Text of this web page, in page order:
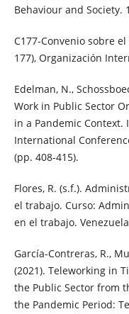
Behaviour and Society.
C177-Convenio sobre
177), Organización
Edelman, N.,
Work in Public Sector
in a Pandemic Context.
International
(pp. 408-415).
Flores, R. (s.f.).
el trabajo. Curso:
en el trabajo.
García-Contreras, R.,
(2021). Teleworking in
the Public Sector from
the Pandemic Period: